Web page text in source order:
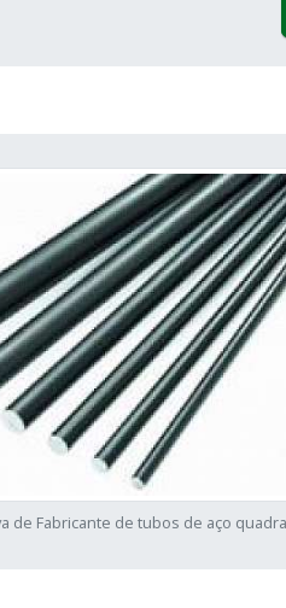
de Fabricante de tubos de aço